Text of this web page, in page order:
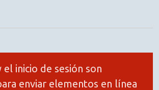
inicio de sesión son
enviar elementos en línea